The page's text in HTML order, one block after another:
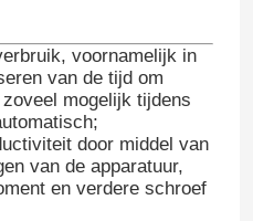
voornamelijk in
van de tijd om
mogelijk tijdens
door middel van
van de apparatuur,
en verdere schroef